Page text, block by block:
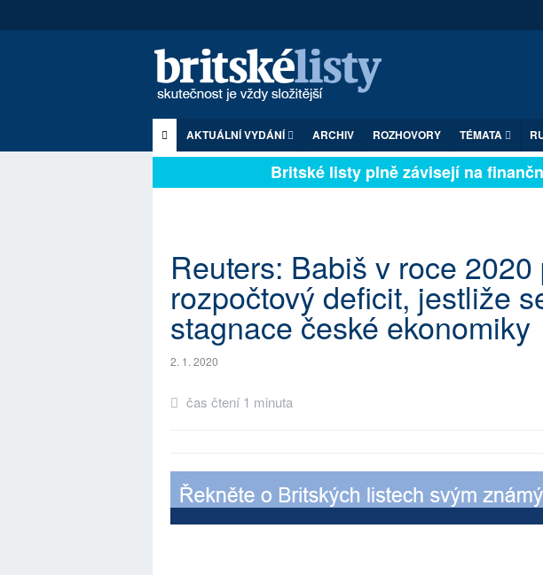
AKTUÁLNÍ VYDÁNÍ ARCHIV ROZHOVORY TÉMATA
Britské listy plně závisejí na
Reuters: Babiš v roce
rozpočtový deficit, jestliže
stagnace české ekonomiky
2. 1. 2020
čas čtení 1 minuta